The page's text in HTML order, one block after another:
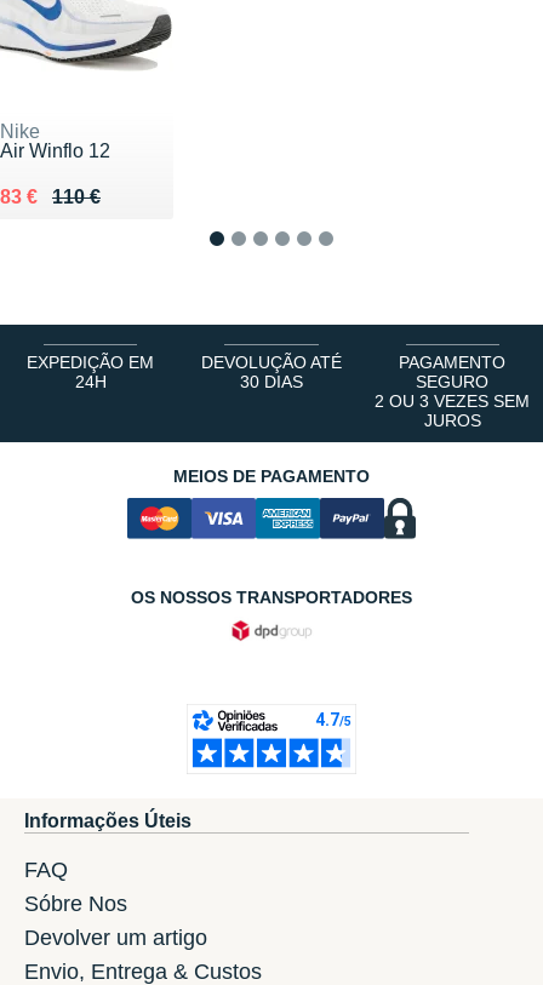
Nike
Air Winflo 12
110 €
Au lieu de 110 €
83 €
Vendu 83 €
EXPEDIÇÃO EM
24H
DEVOLUÇÃO ATÉ
30 DIAS
PAGAMENTO
SEGURO
2 OU 3 VEZES SEM
JUROS
MEIOS DE PAGAMENTO
OS NOSSOS TRANSPORTADORES
Informações Úteis
FAQ
Sóbre Nos
Devolver um artigo
Envio, Entrega & Custos